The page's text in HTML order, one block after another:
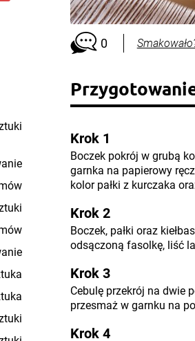
0
Krok 1
Boczek pokrój w grubą
garnka na papierowy
kolor pałki z kurczaka
Krok 2
Boczek, pałki oraz
odsączoną fasolkę, liść
Krok 3
Cebulę przekrój na dwie
przesmaż w garnku na
Krok 4